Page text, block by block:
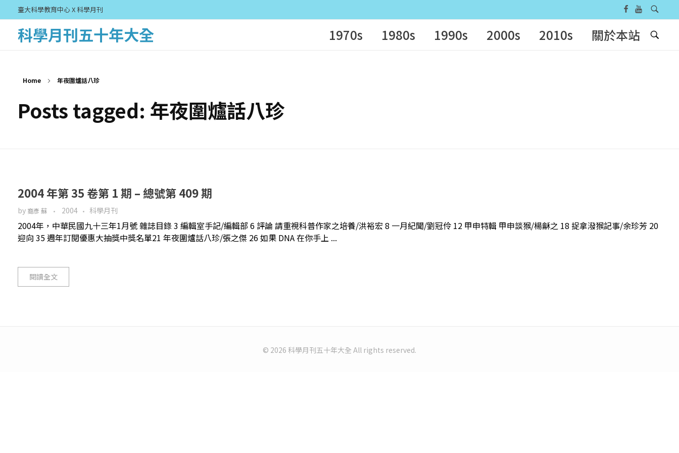
臺大科學教育中心 X 科學月刊
科學月刊五十年大全 1970s 1980s 1990s 2000s 2010s 關於本站
Home 年夜圍爐話八珍
Posts tagged: 年夜圍爐話八珍
2004 年第 35 卷第 1 期 – 總號第 409 期
by 裔彥 蘇 2004 科學月刊
2004年，中華民國九十三年1月號 雜誌目錄 3 編輯室手記/編輯部 6 評論 請重視科普作家之培養/洪裕宏 8 一月紀聞/劉冠伶 12 甲申特輯 甲申談猴/楊龢之 18 捉拿潑猴記事/余珍芳 20
迎向 35 週年訂閱優惠大抽獎中獎名單21 年夜圍爐話八珍/張之傑 26 如果 DNA 在你手上 ...
閱讀全文
© 2026 科學月刊五十年大全 All rights reserved.